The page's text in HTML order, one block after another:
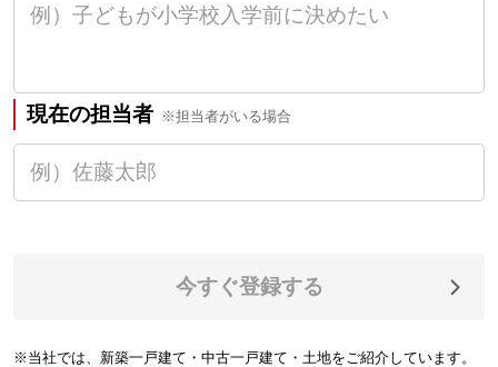
現在の担当者 ※担当者がいる場合
今すぐ登録する
※当社では、新築一戸建て・中古一戸建て・土地をご紹介しています。